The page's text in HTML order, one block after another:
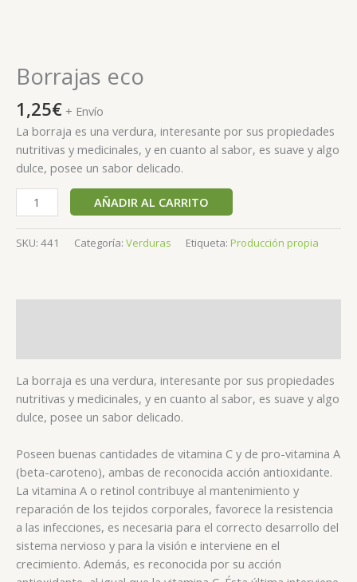
Borrajas eco
1,25€ + Envío
La borraja es una verdura, interesante por sus propiedades
nutritivas y medicinales, y en cuanto al sabor, es suave y algo
dulce, posee un sabor delicado.
AÑADIR AL CARRITO
SKU: 441 Categoría: Verduras Etiqueta: Producción propia
La borraja es una verdura, interesante por sus propiedades
nutritivas y medicinales, y en cuanto al sabor, es suave y algo
dulce, posee un sabor delicado.
Poseen buenas cantidades de vitamina C y de pro-vitamina A
(beta-caroteno), ambas de reconocida acción antioxidante.
La vitamina A o retinol contribuye al mantenimiento y
reparación de los tejidos corporales, favorece la resistencia
a las infecciones, es necesaria para el correcto desarrollo del
sistema nervioso y para la visión e interviene en el
crecimiento. Además, es reconocida por su acción